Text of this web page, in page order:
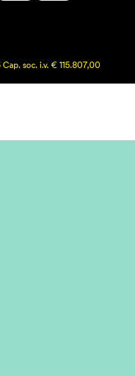
soc. i.v. € 115.807,00